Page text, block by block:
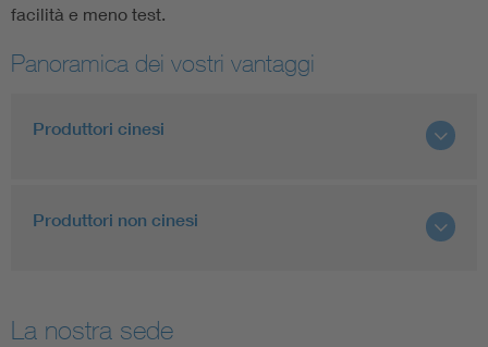
facilità e meno test.
Panoramica dei vostri vantaggi
Produttori cinesi
Produttori non cinesi
La nostra sede